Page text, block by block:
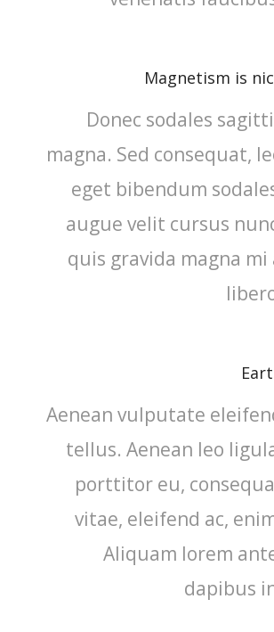
Magnetism is
Donec sodales
magna. Sed consequat,
eget bibendum
augue velit cursus
quis gravida magna mi
Aenean vulputate
tellus. Aenean leo
porttitor eu,
vitae, eleifend ac,
Aliquam lorem
dapibus